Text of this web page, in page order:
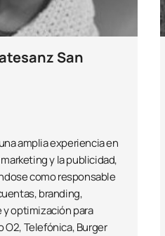
San
amplia experiencia en
y la publicidad,
como responsable
branding,
y optimización para
O2, Telefónica, Burger